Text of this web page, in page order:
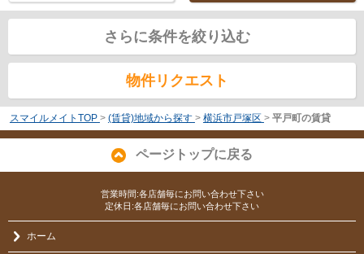
さらに条件を絞り込む
物件リクエスト
スマイルメイトTOP > (賃貸)地域から探す > 横浜市戸塚区 > 平戸町の賃貸
ページトップに戻る
営業時間:各店舗毎にお問い合わせ下さい
定休日:各店舗毎にお問い合わせ下さい
ホーム